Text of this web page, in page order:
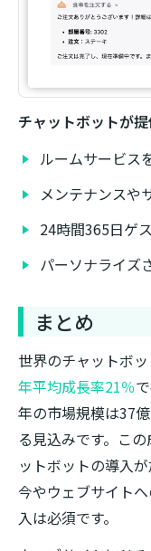
チャットボットが
ルームサービス
メンテナンスや
24時間365日ゲ
パーソナライズ
まとめ
世界のチャットボ
年平均成長率21％
年の市場規模は37
る見込みです。こ
ットボットの導入
今やウェブサイト
入は必須です。